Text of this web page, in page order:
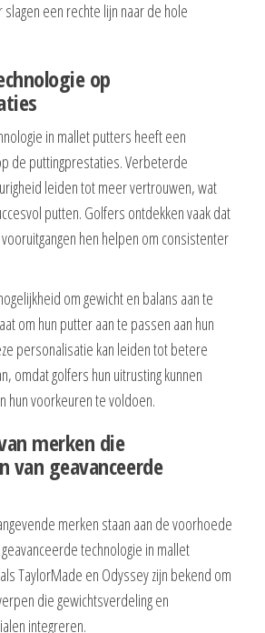
een rechte lijn naar de hole
op
in mallet putters heeft een
de puttingprestaties. Verbeterde
leiden tot meer vertrouwen, wat
putten. Golfers ontdekken vaak dat
hen helpen om consistenter
om gewicht en balans aan te
om hun putter aan te passen aan hun
personalisatie kan leiden tot betere
omdat golfers hun uitrusting kunnen
hun voorkeuren te voldoen.
merken die
van geavanceerde
merken staan aan de voorhoede
technologie in mallet
TaylorMade en Odyssey zijn bekend om
die gewichtsverdeling en
integreren.